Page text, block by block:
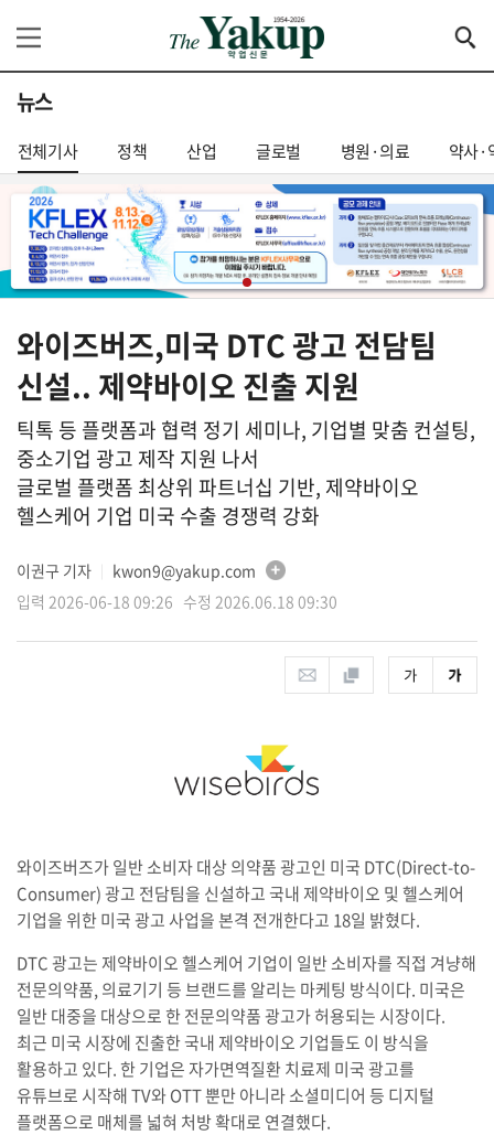
뉴스
전체기사 정책 산업 글로벌 병원·의료 약사·
와이즈버즈,미국 DTC 광고 전담팀
신설.. 제약바이오 진출 지원
틱톡 등 플랫폼과 협력 정기 세미나, 기업별 맞춤 컨설팅,
중소기업 광고 제작 지원 나서
글로벌 플랫폼 최상위 파트너십 기반, 제약바이오
헬스케어 기업 미국 수출 경쟁력 강화
이권구 기자
kwon9@yakup.com
입력 2026-06-18 09:26 수정 2026.06.18 09:30
와이즈버즈가 일반 소비자 대상 의약품 광고인 미국 DTC(Direct-to-
Consumer) 광고 전담팀을 신설하고 국내 제약바이오 및 헬스케어
기업을 위한 미국 광고 사업을 본격 전개한다고 18일 밝혔다.
DTC 광고는 제약바이오 헬스케어 기업이 일반 소비자를 직접 겨냥해
전문의약품, 의료기기 등 브랜드를 알리는 마케팅 방식이다. 미국은
일반 대중을 대상으로 한 전문의약품 광고가 허용되는 시장이다.
최근 미국 시장에 진출한 국내 제약바이오 기업들도 이 방식을
활용하고 있다. 한 기업은 자가면역질환 치료제 미국 광고를
유튜브로 시작해 TV와 OTT 뿐만 아니라 소셜미디어 등 디지털
플랫폼으로 매체를 넓혀 처방 확대로 연결했다.